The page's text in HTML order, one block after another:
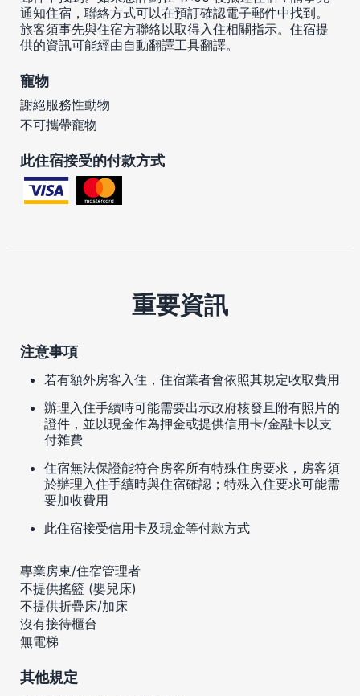
通知住宿，聯絡方式可以在預訂確認電子郵件中找到。
旅客須事先與住宿方聯絡以取得入住相關指示。住宿提
供的資訊可能經由自動翻譯工具翻譯。
寵物
謝絕服務性動物
不可攜帶寵物
此住宿接受的付款方式
重要資訊
注意事項
若有額外房客入住，住宿業者會依照其規定收取費用
辦理入住手續時可能需要出示政府核發且附有照片的
證件，並以現金作為押金或提供信用卡/金融卡以支
付雜費
住宿無法保證能符合房客所有特殊住房要求，房客須
於辦理入住手續時與住宿確認；特殊入住要求可能需
要加收費用
此住宿接受信用卡及現金等付款方式
專業房東/住宿管理者
不提供搖籃 (嬰兒床)
不提供折疊床/加床
沒有接待櫃台
無電梯
其他規定